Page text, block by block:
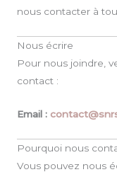
nous contacter à
Nous écrire
Pour nous joindre,
contact :
Email :
Pourquoi nous
Vous pouvez nous